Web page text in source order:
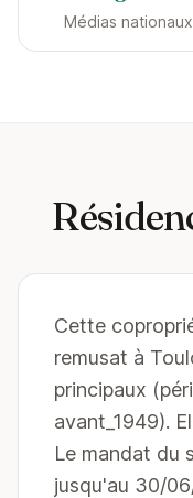
Médias nationaux
Cette
remusat à
principaux
avant_1949).
Le mandat du
jusqu'au 30/